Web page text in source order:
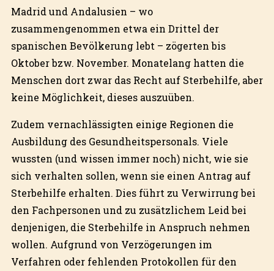
Madrid und Andalusien – wo
zusammengenommen etwa ein Drittel der
spanischen Bevölkerung lebt – zögerten bis
Oktober bzw. November. Monatelang hatten die
Menschen dort zwar das Recht auf Sterbehilfe, aber
keine Möglichkeit, dieses auszuüben.
Zudem vernachlässigten einige Regionen die
Ausbildung des Gesundheitspersonals. Viele
wussten (und wissen immer noch) nicht, wie sie
sich verhalten sollen, wenn sie einen Antrag auf
Sterbehilfe erhalten. Dies führt zu Verwirrung bei
den Fachpersonen und zu zusätzlichem Leid bei
denjenigen, die Sterbehilfe in Anspruch nehmen
wollen. Aufgrund von Verzögerungen im
Verfahren oder fehlenden Protokollen für den